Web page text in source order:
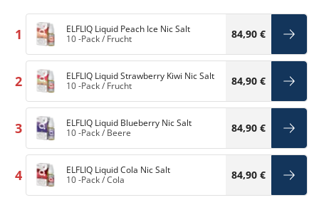
1
ELFLIQ Liquid Peach Ice Nic Salt
10 -Pack/ Frucht 84,90 €
2
ELFLIQ Liquid Strawberry Kiwi Nic Salt
10 -Pack/ Frucht 84,90 €
3
ELFLIQ Liquid Blueberry Nic Salt
10 -Pack/ Beere 84,90 €
4
ELFLIQ Liquid Cola Nic Salt
10 -Pack/Cola 84,90 €